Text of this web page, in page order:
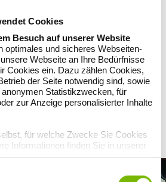
Cookies
Besuch auf unserer Website
optimales und sicheres Webseiten-
Webseite an Ihre Bedürfnisse
Cookies ein. Dazu zählen Cookies,
der Seite notwendig sind, sowie
Statistikzwecken, für
zur Anzeige personalisierter Inhalte
für welche Zwecke Sie Cookies
Informationen finden Sie in unserer
.
goes“ beinhaltet die freie Wahl –
Wahl. Einerseits lädt das Füllhorn der
abzutauchen, sich
gehört der stringente Lebensweg, wie
mit einmal erlerntem, lebenslang
und starren zeitlichen
Kinderkriegen und In-Rente-Gehen –
Auch gesellschaftliche und moralische
Man wäre ja blöd, da nicht alles
ist. Oder?